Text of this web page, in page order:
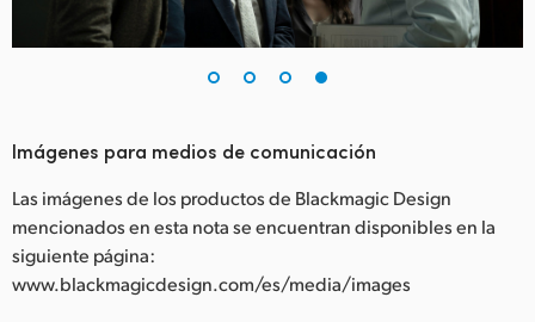
Imágenes para medios de comunicación
Las imágenes de los productos de Blackmagic Design
mencionados en esta nota se encuentran disponibles en la
siguiente página:
www.blackmagicdesign.com/es/media/images